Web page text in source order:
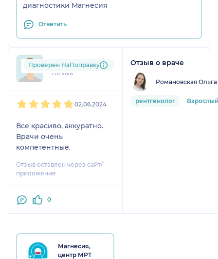
диагностики Магнесия
Ответить
art....@....com
1 отзыв
Проверен НаПоправку
02.06.2024
Все красиво, аккуратно.
Врачи очень
компетентные.
Отзыв оставлен через сайт/
приложение
0
Отзыв о враче
Романовская
рентгенолог Взрослый
Магнесия,
центр МРТ